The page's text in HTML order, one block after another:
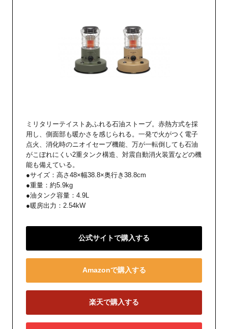
ミリタリーテイストあふれる石油ストーブ。赤熱方式を採
用し、側面部も暖かさを感じられる。一発で火がつく電子
点火、消化時のニオイセーブ機能、万が一転倒しても石油
がこぼれにくい2重タンク構造、対震自動消火装置などの機
能も備えている。
●サイズ：高さ48×幅38.8×奥行き38.8cm
●重量：約5.9kg
●油タンク容量：4.9L
●暖房出力：2.54kW
公式サイトで購入する
Amazonで購入する
楽天で購入する